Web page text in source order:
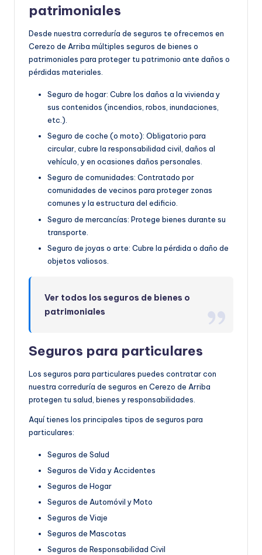
patrimoniales
Desde nuestra correduría de seguros te ofrecemos en
Cerezo de Arriba múltiples seguros de bienes o
patrimoniales para proteger tu patrimonio ante daños o
pérdidas materiales.
Seguro de hogar: Cubre los daños a la vivienda y
sus contenidos (incendios, robos, inundaciones,
etc.).
Seguro de coche (o moto): Obligatorio para
circular, cubre la responsabilidad civil, daños al
vehículo, y en ocasiones daños personales.
Seguro de comunidades: Contratado por
comunidades de vecinos para proteger zonas
comunes y la estructura del edificio.
Seguro de mercancías: Protege bienes durante su
transporte.
Seguro de joyas o arte: Cubre la pérdida o daño de
objetos valiosos.
Ver todos los seguros de bienes o
patrimoniales
Seguros para particulares
Los seguros para particulares puedes contratar con
nuestra correduría de seguros en Cerezo de Arriba
protegen tu salud, bienes y responsabilidades.
Aquí tienes los principales tipos de seguros para
particulares:
Seguros de Salud
Seguros de Vida y Accidentes
Seguros de Hogar
Seguros de Automóvil y Moto
Seguros de Viaje
Seguros de Mascotas
Seguros de Responsabilidad Civil